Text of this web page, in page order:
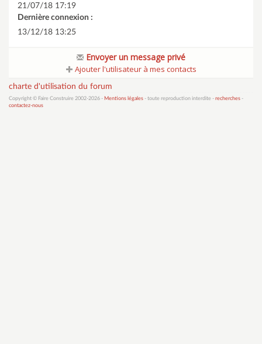
21/07/18 17:19
Dernière connexion :
13/12/18 13:25
Envoyer un message privé
Ajouter l'utilisateur à mes contacts
charte d'utilisation du forum
Copyright © Faire Construire 2002-2026 - Mentions légales - toute reproduction interdite - recherches -
contactez-nous